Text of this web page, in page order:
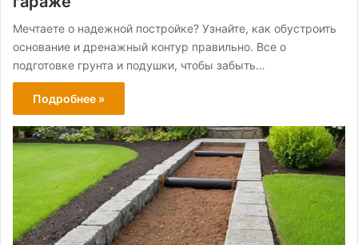
Мечтаете о надежной постройке? Узнайте, как обустроить
основание и дренажный контур правильно. Все о
подготовке грунта и подушки, чтобы забыть…
Подробнее »